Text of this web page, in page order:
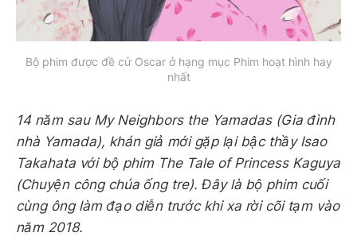
Bộ phim được đề cử Oscar ở hạng mục Phim hoạt hình hay
nhất
14 năm sau My Neighbors the Yamadas (Gia đình
nhà Yamada), khán giả mới gặp lại bậc thầy Isao
Takahata với bộ phim The Tale of Princess Kaguya
(Chuyện công chúa ống tre). Đây là bộ phim cuối
cùng ông làm đạo diễn trước khi xa rời cõi tạm vào
năm 2018.